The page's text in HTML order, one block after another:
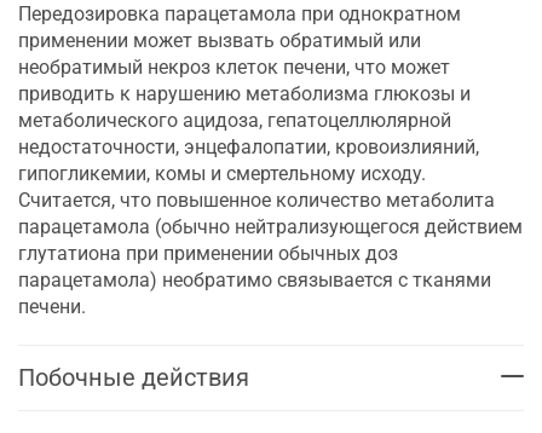
Передозировка парацетамола при однократном
применении может вызвать обратимый или
необратимый некроз клеток печени, что может
приводить к нарушению метаболизма глюкозы и
метаболического ацидоза, гепатоцеллюлярной
недостаточности, энцефалопатии, кровоизлияний,
гипогликемии, комы и смертельному исходу.
Считается, что повышенное количество метаболита
парацетамола (обычно нейтрализующегося действием
глутатиона при применении обычных доз
парацетамола) необратимо связывается с тканями
печени.
Побочные действия